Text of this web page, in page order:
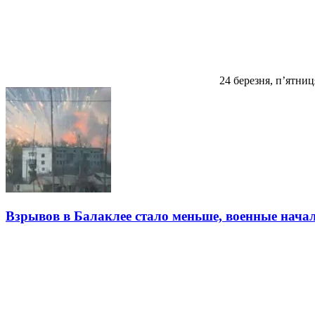
24 березня,
Взрывов в Балаклее стало меньше, военные